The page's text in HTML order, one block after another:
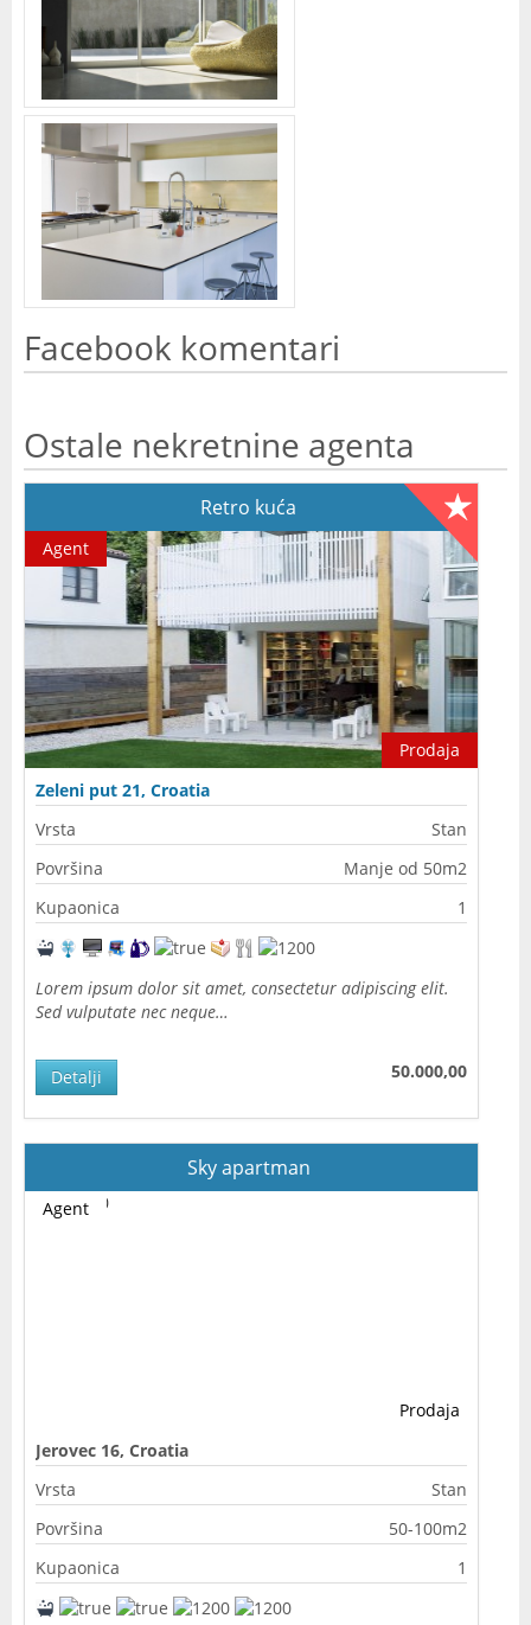
Facebook komentari
Ostale nekretnine agenta
Retro kuća
Prodaja
Agent
Zeleni put 21, Croatia
Vrsta
Stan
Površina
Manje od 50m2
Kupaonica
1
Lorem ipsum dolor sit amet, consectetur adipiscing elit.
Sed vulputate nec neque…
50.000,00
Detalji
Sky apartman
Prodaja
Agent
Jerovec 16, Croatia
Vrsta
Stan
Površina
50-100m2
Kupaonica
1